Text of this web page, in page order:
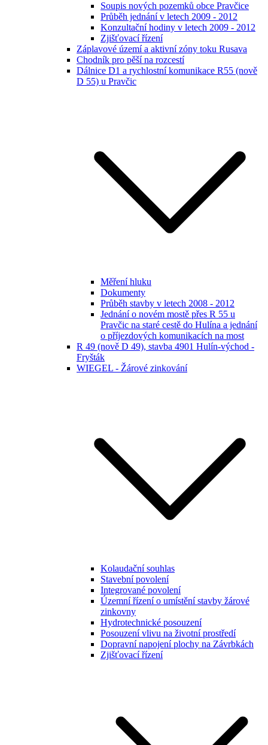
Soupis nových pozemků obce Pravčice
Průběh jednání v letech 2009 - 2012
Konzultační hodiny v letech 2009 - 2012
Zjišťovací řízení
Záplavové území a aktivní zóny toku Rusava
Chodník pro pěší na rozcestí
Dálnice D1 a rychlostní komunikace R55 (nově
D 55) u Pravčic
Měření hluku
Dokumenty
Průběh stavby v letech 2008 - 2012
Jednání o novém mostě přes R 55 u
Pravčic na staré cestě do Hulína a jednání
o příjezdových komunikacích na most
R 49 (nově D 49), stavba 4901 Hulín-východ -
Fryšták
WIEGEL - Žárové zinkování
Kolaudační souhlas
Stavební povolení
Integrované povolení
Územní řízení o umístění stavby žárové
zinkovny
Hydrotechnické posouzení
Posouzení vlivu na životní prostředí
Dopravní napojení plochy na Závrbkách
Zjišťovací řízení